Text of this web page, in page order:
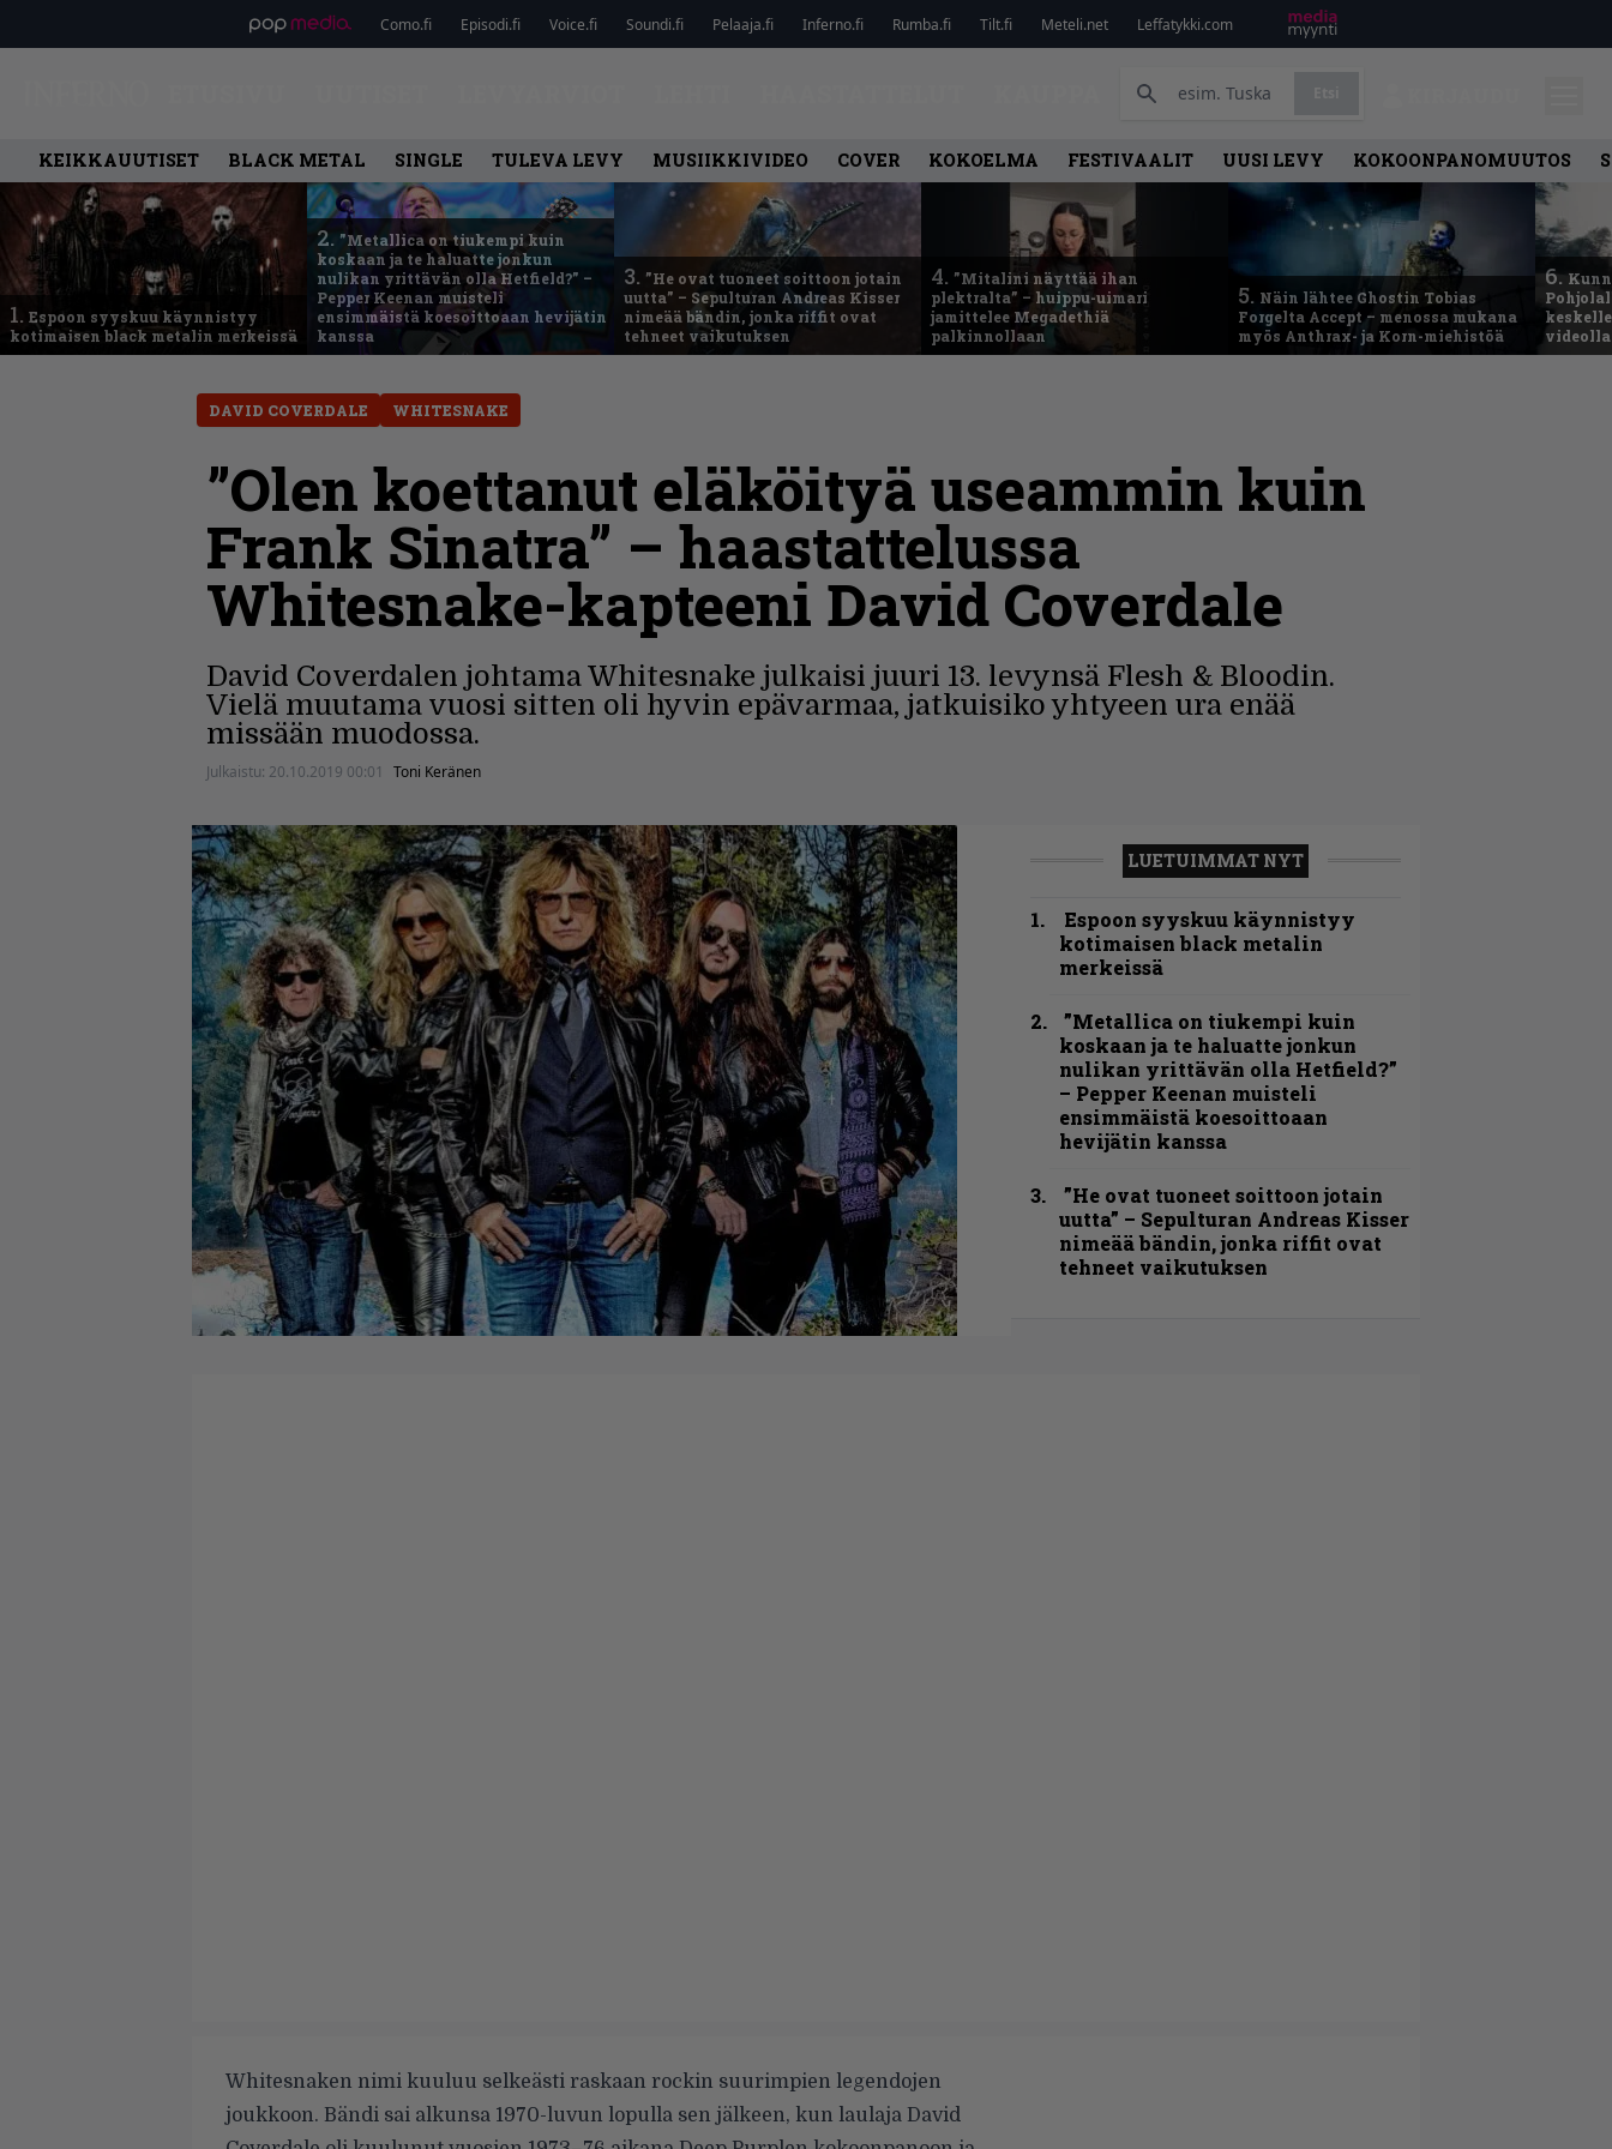
Como.fi Episodi.fi Voice.fi Soundi.fi Pelaaja.fi Inferno.fi Rumba.fi Tilt.fi Meteli.net Leffatykki.com
KEIKKAUUTISET BLACK METAL SINGLE TULEVA LEVY MUSIIKKIVIDEO COVER KOKOELMA FESTIVAALIT UUSI LEVY KOKOONPANOMUUTOS
1. Espoon syyskuu käynnistyy
kotimaisen black metalin merkeissä
2. ”Metallica on tiukempi kuin
koskaan ja te haluatte jonkun
nulikan yrittävän olla Hetfield?” –
Pepper Keenan muisteli
ensimmäistä koesoittoaan hevijätin
kanssa
3. ”He ovat tuoneet soittoon jotain
uutta” – Sepulturan Andreas Kisser
nimeää bändin, jonka riffit ovat
tehneet vaikutuksen
4. ”Mitalini näyttää ihan
plektralta” – huippu-uimari
jamittelee Megadethiä
palkinnollaan
5. Näin lähtee Ghostin Tobias
Forgelta Accept – menossa mukana
myös Anthrax- ja Korn-miehistöä
6.
DAVID COVERDALE WHITESNAKE
”Olen koettanut eläköityä useammin kuin
Frank Sinatra” – haastattelussa
Whitesnake-kapteeni David Coverdale
David Coverdalen johtama Whitesnake julkaisi juuri 13. levynsä Flesh & Bloodin.
Vielä muutama vuosi sitten oli hyvin epävarmaa, jatkuisiko yhtyeen ura enää
missään muodossa.
Julkaistu: 20.10.2019 00:01 Toni Keränen
LUETUIMMAT NYT
Espoon syyskuu käynnistyy
kotimaisen black metalin
merkeissä
”Metallica on tiukempi kuin
koskaan ja te haluatte jonkun
nulikan yrittävän olla Hetfield?”
– Pepper Keenan muisteli
ensimmäistä koesoittoaan
hevijätin kanssa
”He ovat tuoneet soittoon jotain
uutta” – Sepulturan Andreas Kisser
nimeää bändin, jonka riffit ovat
tehneet vaikutuksen
Whitesnaken nimi kuuluu selkeästi raskaan rockin suurimpien legendojen
joukkoon. Bändi sai alkunsa 1970-luvun lopulla sen jälkeen, kun laulaja David